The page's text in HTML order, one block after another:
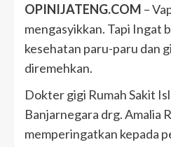
OPINIJATENG.COM –
mengasyikkan. Tapi Ingat
kesehatan paru-paru dan
diremehkan.
Dokter gigi Rumah Sakit
Banjarnegara drg. Amalia
memperingatkan kepada